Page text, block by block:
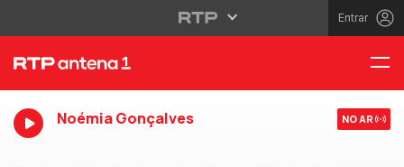
Entrar
Noémia Gonçalves NO AR